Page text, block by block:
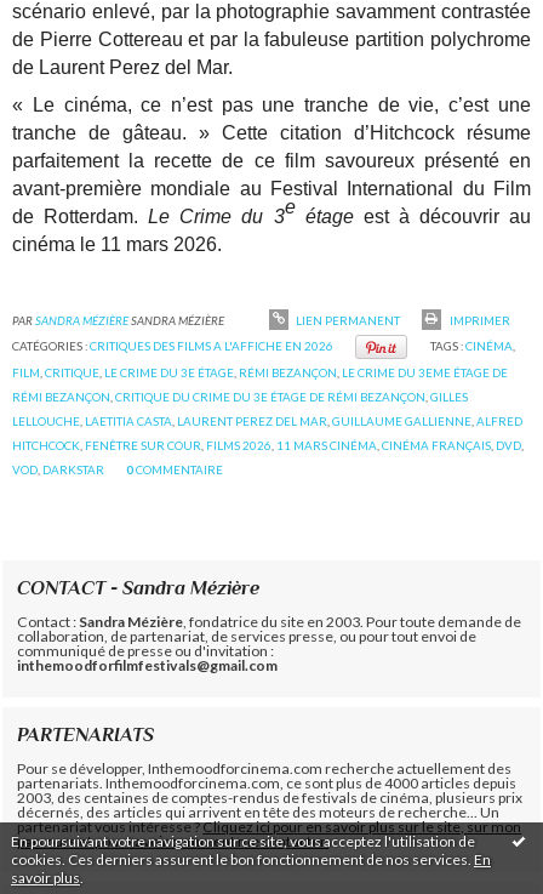
En poursuivant votre navigation sur ce site, vous acceptez l'utilisation de
cookies. Ces derniers assurent le bon fonctionnement de nos services. En
savoir plus
scénario enlevé, par la photographie savamment contrastée
de Pierre Cottereau et par la fabuleuse partition polychrome
de Laurent Perez del Mar.
« Le cinéma, ce n’est pas une tranche de vie, c’est une
tranche de gâteau. » Cette citation d’Hitchcock résume
parfaitement la recette de ce film savoureux présenté en
avant-première mondiale au Festival International du Film
de Rotterdam.Le Crime du 3e étageest à découvrir au
cinéma le 11 mars 2026.
PARSANDRA MÉZIÈRESANDRA MÉZIÈRE LIEN PERMANENT
IMPRIMER
CATÉGORIES :CRITIQUES DES FILMS A L'AFFICHE EN 2026 TAGS :CINÉMA
FILM ,CRITIQUE LE CRIME DU 3E ÉTAGE RÉMI BEZANÇON LE CRIME DU 3EME ÉTAGE DE
RÉMI BEZANÇON ,CRITIQUE DU CRIME DU 3E ÉTAGE DE RÉMI BEZANÇON ,GILLES
LELLOUCHE LAETITIA CASTA LAURENT PEREZ DEL MAR ,GUILLAUME GALLIENNE ,ALFRED
HITCHCOCK FENÊTRE SUR COUR FILMS 2026 11 MARS CINÉMA ,CINÉMA FRANÇAIS DVD
VOD DARKSTAR 0COMMENTAIRE
CONTACT - Sandra Mézière
Contact : Sandra Mézière , fondatrice du site en 2003. Pour toute demande de
collaboration, de partenariat, de services presse, ou pour tout envoi de
communiqué de presse ou d'invitation :
inthemoodforfilmfestivals@gmail.com
PARTENARIATS
Pour se développer, Inthemoodforcinema.com recherche actuellement des
partenariats. Inthemoodforcinema.com, ce sont plus de 4000 articles depuis
2003, des centaines de comptes-rendus de festivals de cinéma, plusieurs prix
décernés, des articles qui arrivent en tête des moteurs de recherche... Un
partenariat vous intéresse ?Cliquez ici pour en savoir plus sur le site, sur mon
parcours et pour savoir comment me contacter.